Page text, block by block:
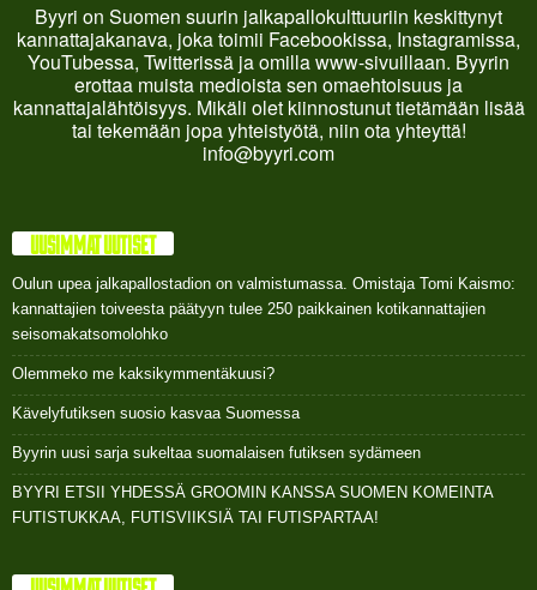
Byyri on Suomen suurin jalkapallokulttuuriin keskittynyt
kannattajakanava, joka toimii Facebookissa, Instagramissa,
YouTubessa, Twitterissä ja omilla www-sivuillaan. Byyrin
erottaa muista medioista sen omaehtoisuus ja
kannattajalähtöisyys. Mikäli olet kiinnostunut tietämään lisää
tai tekemään jopa yhteistyötä, niin ota yhteyttä!
info@byyri.com
UUSIMMAT UUTISET
Oulun upea jalkapallostadion on valmistumassa. Omistaja Tomi Kaismo:
kannattajien toiveesta päätyyn tulee 250 paikkainen kotikannattajien
seisomakatsomolohko
Olemmeko me kaksikymmentäkuusi?
Kävelyfutiksen suosio kasvaa Suomessa
Byyrin uusi sarja sukeltaa suomalaisen futiksen sydämeen
BYYRI ETSII YHDESSÄ GROOMIN KANSSA SUOMEN KOMEINTA
FUTISTUKKAA, FUTISVIIKSIÄ TAI FUTISPARTAA!